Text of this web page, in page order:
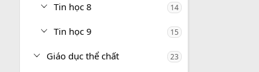
Tin học 8 14
Tin học 9 15
Giáo dục thể chất 23